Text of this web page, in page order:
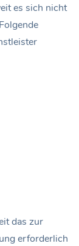
es sich nicht
das zur
erforderlich